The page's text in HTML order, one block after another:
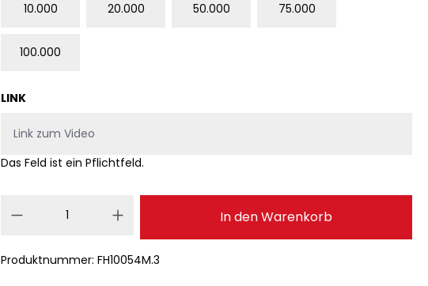
10.000 20.000 50.000 75.000
100.000
LINK
Das Feld ist ein Pflichtfeld.
Produkt Anzahl: Gib den gewünschten
In den Warenkorb
Produktnummer: FH10054M.3